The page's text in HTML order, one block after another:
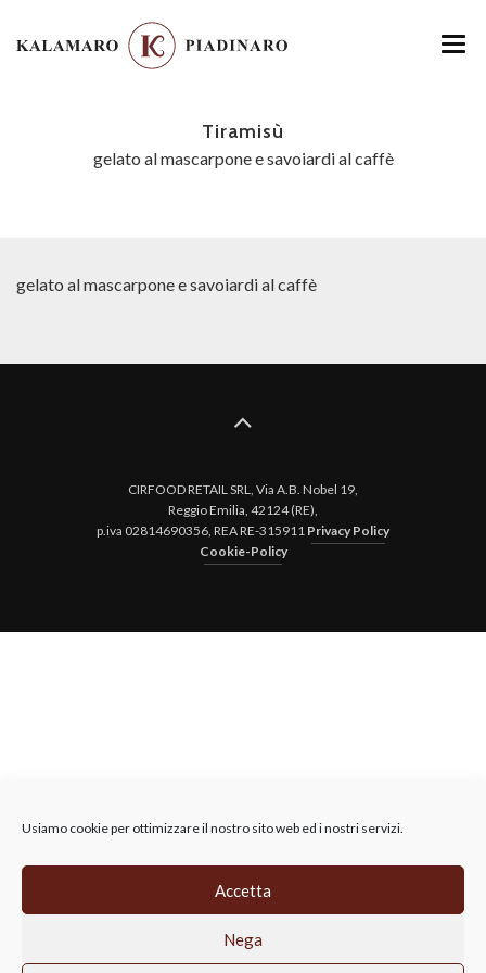
Usiamo cookie per ottimizzare il nostro sito web ed i nostri servizi.
Accetta
Nega
CONTATTI
Tiramisù
gelato al mascarpone e savoiardi al caffè
gelato al mascarpone e savoiardi al caffè
CIRFOOD RETAIL SRL, Via A.B. Nobel 19,
Reggio Emilia, 42124 (RE),
p.iva 02814690356, REA RE-315911 Privacy Policy
Cookie-Policy